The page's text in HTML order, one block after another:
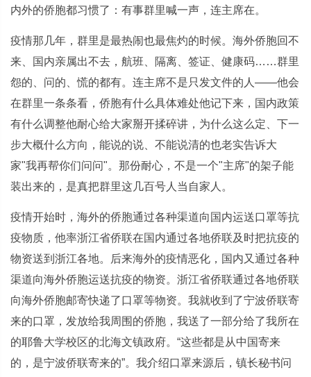
内外的侨胞都习惯了：有事群里喊一声，连主席在。
疫情那几年，群里是最热闹也最焦灼的时候。海外侨胞回不
来、国内亲属出不去，航班、隔离、签证、健康码……群里
怨的、问的、慌的都有。连主席不是只发文件的人——他会
在群里一条条看，侨胞有什么具体难处他记下来，国内政策
有什么调整他耐心给大家掰开揉碎讲，为什么这么定、下一
步大概什么方向，能说的说、不能说清的也老实告诉大
家"我再帮你们问问"。那份耐心，不是一个"主席"的架子能
装出来的，是真把群里这几百号人当自家人。
疫情开始时，海外的侨胞通过各种渠道向国内运送口罩等抗
疫物质，他率浙江省侨联在国内通过各地侨联及时把抗疫的
物资送到浙江各地。后来海外的疫情恶化，国内又通过各种
渠道向海外侨胞运送抗疫的物资。浙江省侨联通过各地侨联
向海外侨胞邮寄快递了口罩等物资。我就收到了宁波侨联寄
来的口罩，发放给我周围的侨胞，我送了一部分给了我所在
的耶鲁大学校区的北海文镇政府。“这些都是从中国寄来
的，是宁波侨联寄来的”。我介绍口罩来源后，镇长秘书问